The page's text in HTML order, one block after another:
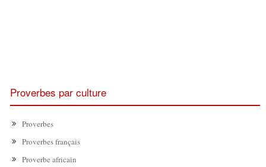
Proverbes par culture
Proverbes
Proverbes français
Proverbe africain